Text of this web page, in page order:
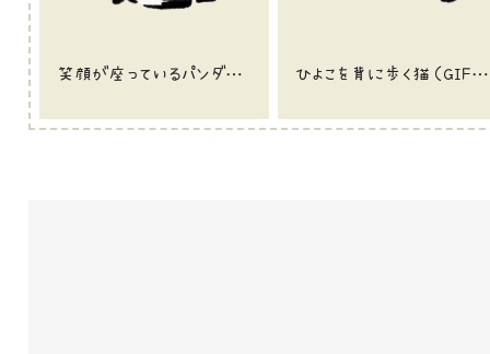
笑顔が座っているパンダのイラスト ひよこを背に歩く猫（GIFアニメ）